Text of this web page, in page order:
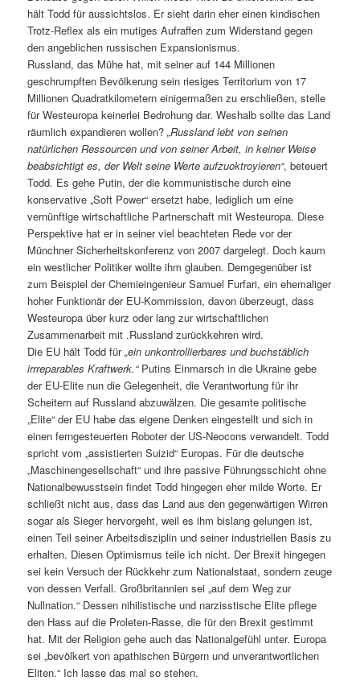
hält Todd für aussichtslos. Er sieht darin eher einen kindischen
Trotz-Reflex als ein mutiges Aufraffen zum Widerstand gegen
den angeblichen russischen Expansionismus.
Russland, das Mühe hat, mit seiner auf 144 Millionen
geschrumpften Bevölkerung sein riesiges Territorium von 17
Millionen Quadratkilometern einigermaßen zu erschließen, stelle
für Westeuropa keinerlei Bedrohung dar. Weshalb sollte das Land
räumlich expandieren wollen? „Russland lebt von seinen
natürlichen Ressourcen und von seiner Arbeit, in keiner Weise
beabsichtigt es, der Welt seine Werte aufzuoktroyieren“, beteuert
Todd. Es gehe Putin, der die kommunistische durch eine
konservative „Soft Power“ ersetzt habe, lediglich um eine
vernünftige wirtschaftliche Partnerschaft mit Westeuropa. Diese
Perspektive hat er in seiner viel beachteten Rede vor der
Münchner Sicherheitskonferenz von 2007 dargelegt. Doch kaum
ein westlicher Politiker wollte ihm glauben. Demgegenüber ist
zum Beispiel der Chemieingenieur Samuel Furfari, ein ehemaliger
hoher Funktionär der EU-Kommission, davon überzeugt, dass
Westeuropa über kurz oder lang zur wirtschaftlichen
Zusammenarbeit mit .Russland zurückkehren wird.
Die EU hält Todd für„ein unkontrollierbares und buchstäblich
irrreparables Kraftwerk.“Putins Einmarsch in die Ukraine gebe
der EU-Elite nun die Gelegenheit, die Verantwortung für ihr
Scheitern auf Russland abzuwälzen. Die gesamte politische
„Elite“ der EU habe das eigene Denken eingestellt und sich in
einen ferngesteuerten Roboter der US-Neocons verwandelt. Todd
spricht vom „assistierten Suizid“ Europas. Für die deutsche
„Maschinengesellschaft“ und ihre passive Führungsschicht ohne
Nationalbewusstsein findet Todd hingegen eher milde Worte. Er
schließt nicht aus, dass das Land aus den gegenwärtigen Wirren
sogar als Sieger hervorgeht, weil es ihm bislang gelungen ist,
einen Teil seiner Arbeitsdisziplin und seiner industriellen Basis zu
erhalten. Diesen Optimismus teile ich nicht. Der Brexit hingegen
sei kein Versuch der Rückkehr zum Nationalstaat, sondern zeuge
von dessen Verfall. Großbritannien sei „auf dem Weg zur
Nullnation.“ Dessen nihilistische und narzisstische Elite pflege
den Hass auf die Proleten-Rasse, die für den Brexit gestimmt
hat. Mit der Religion gehe auch das Nationalgefühl unter. Europa
sei „bevölkert von apathischen Bürgern und unverantwortlichen
Eliten.“ Ich lasse das mal so stehen.